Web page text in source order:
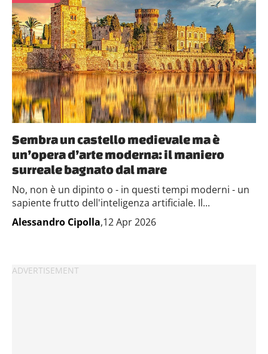
Sembra un castello medievale ma è
un’opera d’arte moderna: il maniero
surreale bagnato dal mare
No, non è un dipinto o - in questi tempi moderni - un
sapiente frutto dell'inteligenza artificiale. Il...
Alessandro Cipolla,12 Apr 2026